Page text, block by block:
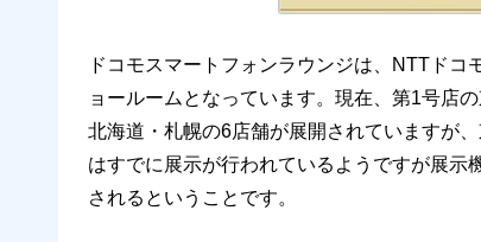
ドコモスマートフォンラウンジは、NTTド
ョールームとなっています。現在、第1号店
北海道・札幌の6店舗が展開されていますが
はすでに展示が行われているようですが展
されるということです。